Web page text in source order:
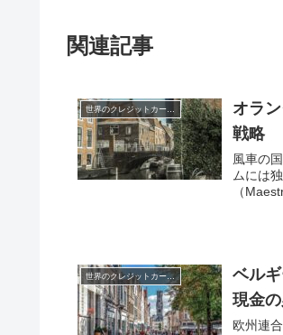
関連記事
世界のクレジットカード事情
オラ
戦略
風車の
ムには
（
世界のクレジットカード事情
ベル
現金
欧州連